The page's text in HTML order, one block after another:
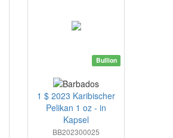
Bullion
1 $ 2023 Karibischer
Pelikan 1 oz - in
Kapsel
BB202300025